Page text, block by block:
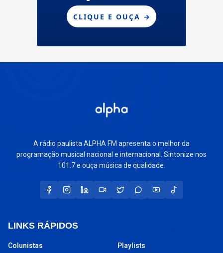
A rádio paulista ALPHA FM apresenta o melhor da
programação musical nacional e internacional. Sintonize nos
101.7 e ouça música de qualidade.
LINKS RÁPIDOS
Colunistas
Playlists